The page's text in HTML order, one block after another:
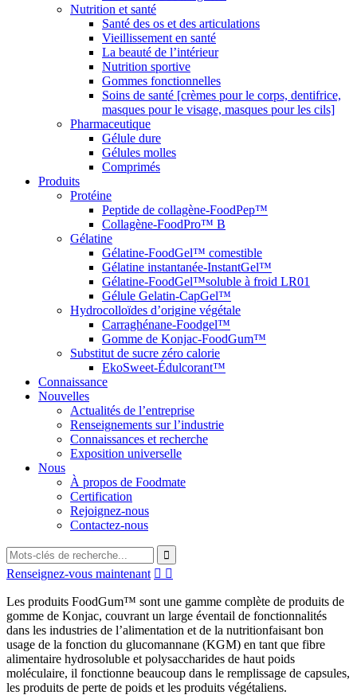
Nutrition et santé
Santé des os et des articulations
Vieillissement en santé
La beauté de l’intérieur
Nutrition sportive
Gommes fonctionnelles
Soins de santé [crèmes pour le corps, dentifrice,
masques pour le visage, masques pour les cils]
Pharmaceutique
Gélule dure
Gélules molles
Comprimés
Produits
Protéine
Peptide de collagène-FoodPep™
Collagène-FoodPro™ B
Gélatine
Gélatine-FoodGel™ comestible
Gélatine instantanée-InstantGel™
Gélatine-FoodGel™soluble à froid LR01
Gélule Gelatin-CapGel™
Hydrocolloïdes d’origine végétale
Carraghénane-Foodgel™
Gomme de Konjac-FoodGum™
Substitut de sucre zéro calorie
EkoSweet-Édulcorant™
Connaissance
Nouvelles
Actualités de l’entreprise
Renseignements sur l’industrie
Connaissances et recherche
Exposition universelle
Nous
À propos de Foodmate
Certification
Rejoignez-nous
Contactez-nous
Renseignez-vous maintenant  
Les produits FoodGum™ sont une gamme complète de produits de
gomme de Konjac, couvrant un large éventail de fonctionnalités
dans les industries de l’alimentation et de la nutritionfaisant bon
usage de la fonction du glucomannane (KGM) en tant que fibre
alimentaire hydrosoluble et polysaccharides de haut poids
moléculaire, il fonctionne beaucoup dans le remplissage de capsules,
les produits de perte de poids et les produits végétaliens.